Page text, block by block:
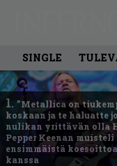
SINGLE
1. ”Metallica on
koskaan ja te haluatte
nulikan yrittävän olla
Pepper Keenan muisteli
ensimmäistä
kanssa